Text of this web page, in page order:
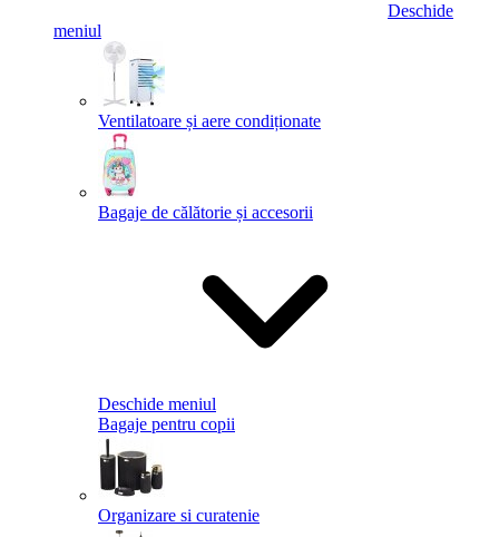
Deschide
meniul
Ventilatoare și aere condiționate
Bagaje de călătorie și accesorii
Deschide meniul
Bagaje pentru copii
Organizare si curatenie